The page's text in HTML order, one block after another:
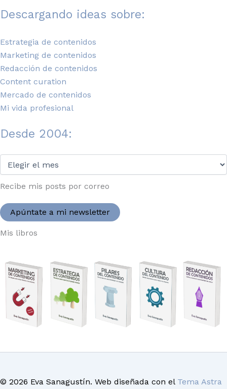
Descargando ideas sobre:
Estrategia de contenidos
Marketing de contenidos
Redacción de contenidos
Content curation
Mercado de contenidos
Mi vida profesional
Desde 2004:
2004:
Recibe mis posts por correo
Apúntate a mi newsletter
Mis libros
© 2026 Eva Sanagustín. Web diseñada con el Tema Astra